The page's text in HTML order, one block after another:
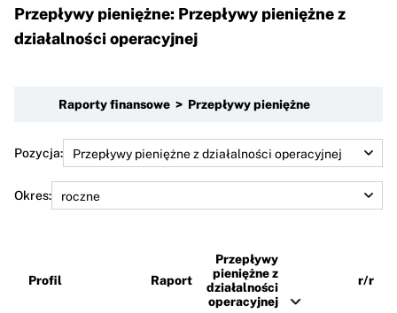
Przepływy pieniężne: Przepływy pieniężne z
działalności operacyjnej
Raporty finansowe > Przepływy pieniężne
Pozycja:
Okres:
Profil Raport
Przepływy
pieniężne z
działalności
operacyjnej
r/r